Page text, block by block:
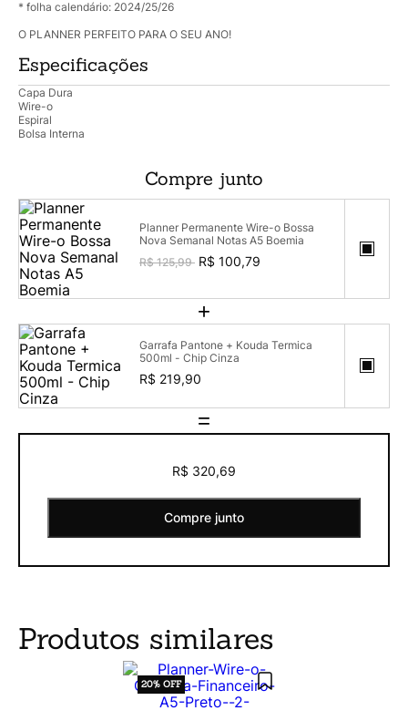
* folha calendário: 2024/25/26
O PLANNER PERFEITO PARA O SEU ANO!
Especificações
Capa Dura
Wire-o
Espiral
Bolsa Interna
Compre junto
Planner Permanente Wire-o Bossa
Nova Semanal Notas A5 Boemia
R$ 125,99 R$ 100,79
+
Garrafa Pantone + Kouda Termica
500ml - Chip Cinza
R$ 219,90
=
R$ 320,69
Compre junto
Produtos similares
20% OFF